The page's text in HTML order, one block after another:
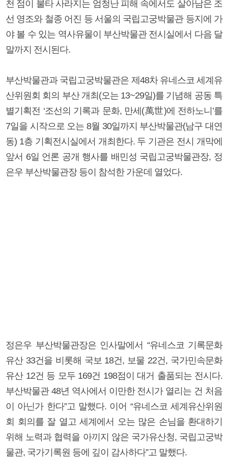
천 점이 불타 사라지는 엄청난 피해 속에서도 살아남은 조
선 영조와 철종 어진 등 서울의 국립고궁박물관 등지에 가
야 볼 수 있는 역사유물이 부산박물관 전시실에서 다음 달
말까지 전시된다.
부산박물관과 국립고궁박물관은 제48차 유네스코 세계유
산위원회 회의 부산 개최(오는 13~29일)를 기념해 공동 특
별기획전 ‘조선의 기록과 문화, 만세(萬世)에 전하노니’를
7일을 시작으로 오는 8월 30일까지 부산박물관(남구 대연
동) 1층 기획전시실에서 개최한다. 두 기관은 전시 개막에
앞서 6일 언론 공개 행사를 배민성 국립고궁박물관장, 정
은우 부산박물관장 등이 참석한 가운데 열었다.
정은우 부산박물관장은 인사말에서 “유네스코 기록문화
유산 33건을 비롯해 국보 18건, 보물 22건, 국가민속문화
유산 12건 등 모두 169건 198점이 대거 출품되는 전시다.
부산박물관 48년 역사에서 이만한 전시가 열리는 건 처음
이 아닌가 한다”고 말했다. 이어 “유네스코 세계유산위원
회 회의를 잘 열고 세계에서 오는 많은 손님을 환대하기
위해 노력과 협력을 아끼지 않은 국가유산청, 국립고궁박
물관, 국가기록원 등에 깊이 감사하다”고 말했다.